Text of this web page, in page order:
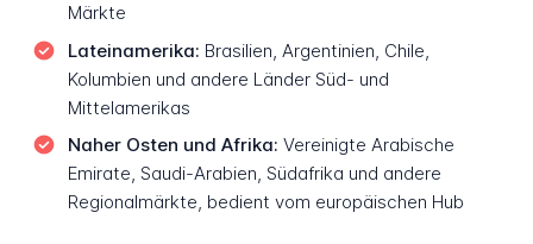
Märkte
Lateinamerika: Brasilien, Argentinien, Chile,
Kolumbien und andere Länder Süd- und
Mittelamerikas
Naher Osten und Afrika: Vereinigte Arabische
Emirate, Saudi-Arabien, Südafrika und andere
Regionalmärkte, bedient vom europäischen Hub